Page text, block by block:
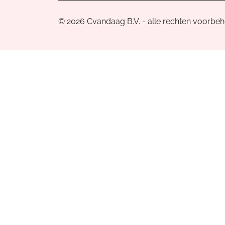
© 2026 Cvandaag B.V. - alle rechten